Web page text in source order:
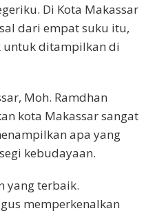
Di Kota Makassar
dari empat suku itu,
untuk ditampilkan di
Moh. Ramdhan
kota Makassar sangat
apa yang
kebudayaan.
yang terbaik.
memperkenalkan